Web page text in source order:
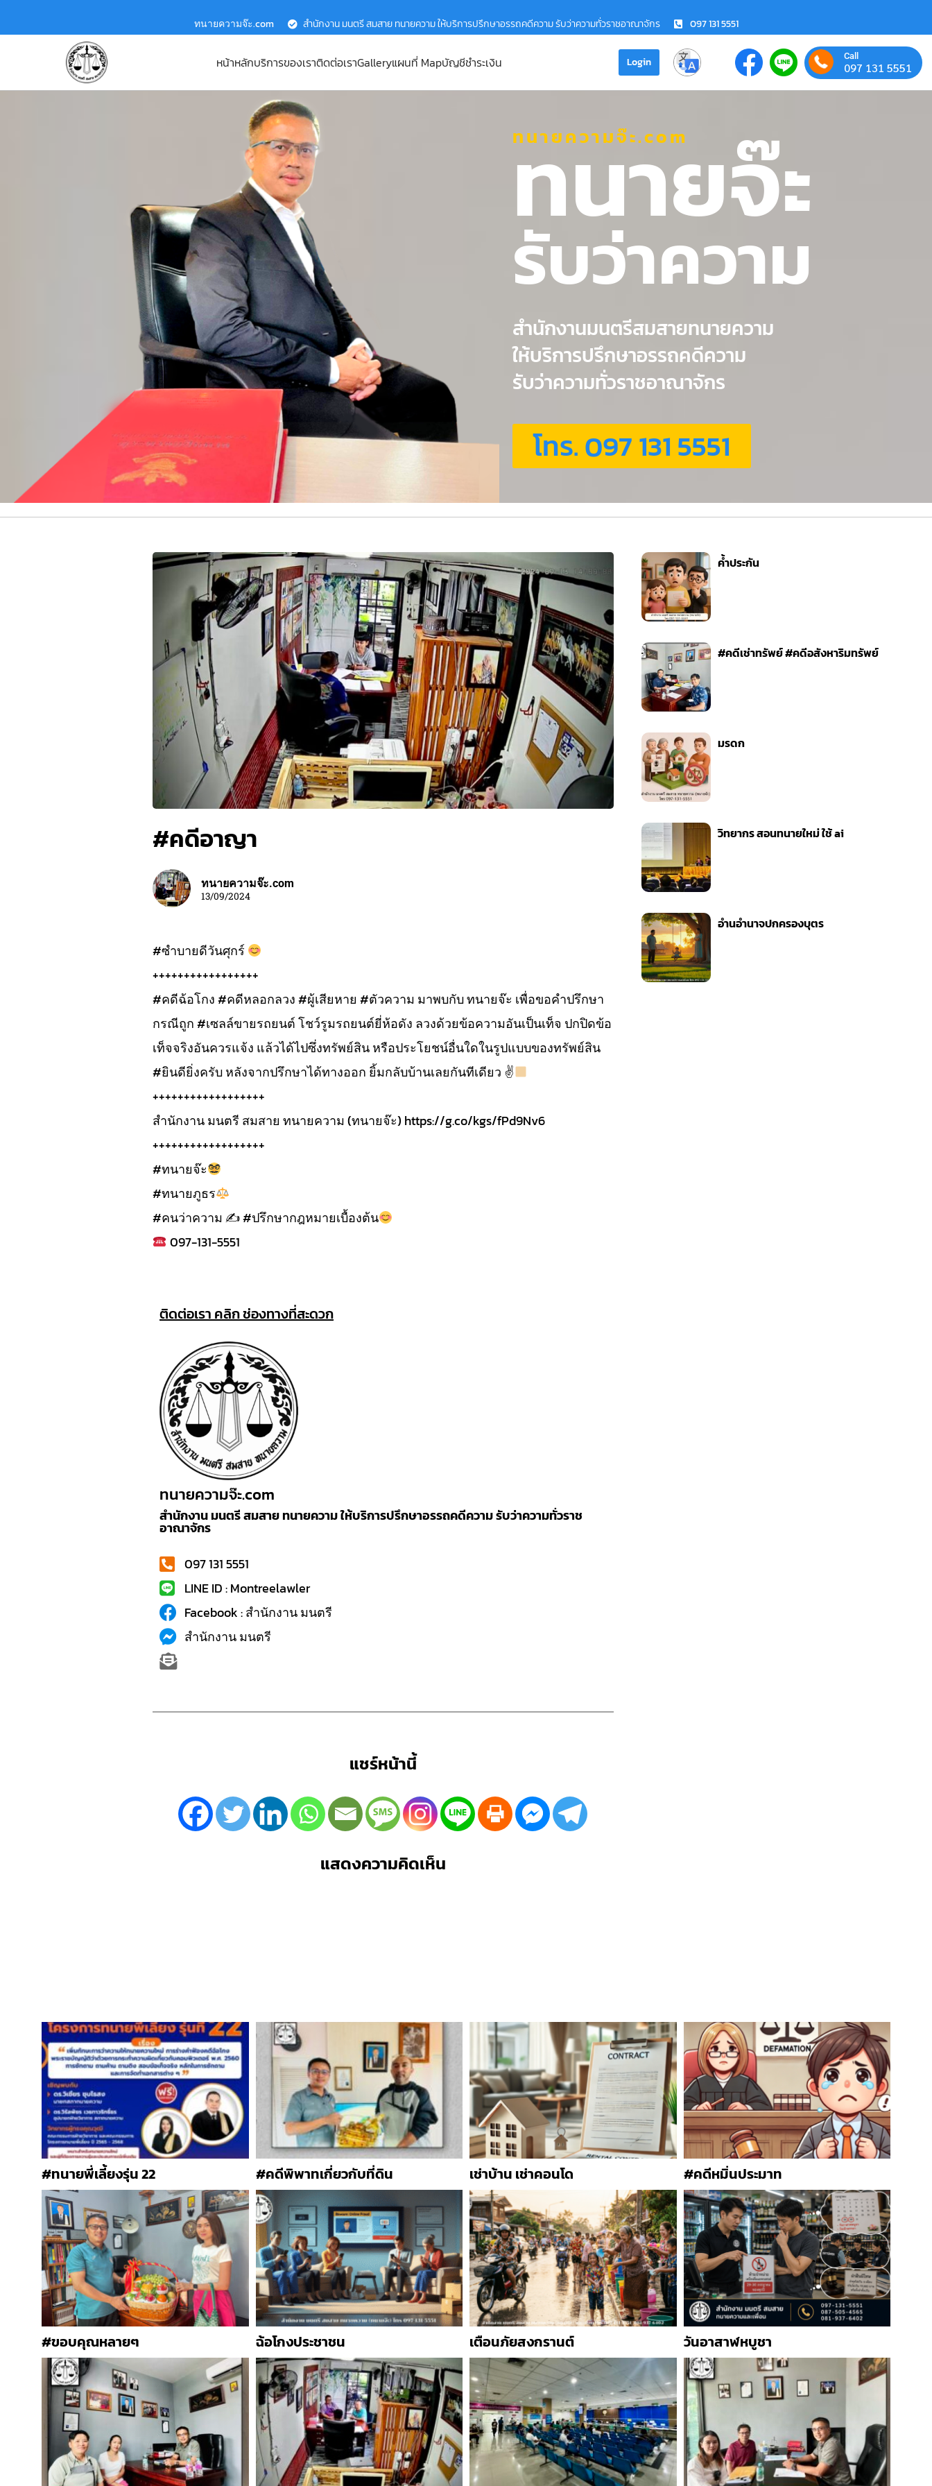
ทนายความจ๊ะ.com สำนักงาน มนตรี สมสาย ทนายความ ให้บริการปรึกษาอรรถคดีความ รับว่าความทั่วราชอาณาจักร 097 131 5551
หน้าหลักบริการของเราติดต่อเราGalleryแผนที่ Mapบัญชีชำระเงิน Login Call
097 131 5551
ทนายความจ๊ะ.com
ทนายจ๊ะ
รับว่าความ
สำนักงานมนตรีสมสายทนายความ
ให้บริการปรึกษาอรรถคดีความ
รับว่าความทั่วราชอาณาจักร
โทร. 097 131 5551
#คดีอาญา
ทนายความจ๊ะ.com
13/09/2024
#ซำบายดีวันศุกร์
+++++++++++++++++
#คดีฉ้อโกง #คดีหลอกลวง #ผู้เสียหาย #ตัวความ มาพบกับ ทนายจ๊ะ เพื่อขอคำปรึกษา
กรณีถูก #เซลล์ขายรถยนต์ โชว์รูมรถยนต์ยี่ห้อดัง ลวงด้วยข้อความอันเป็นเท็จ ปกปิดข้อ
เท็จจริงอันควรแจ้ง แล้วได้ไปซึ่งทรัพย์สิน หรือประโยชน์อื่นใดในรูปแบบของทรัพย์สิน
#ยินดียิ่งครับ หลังจากปรึกษาได้ทางออก ยิ้มกลับบ้านเลยกันทีเดียว ✌
++++++++++++++++++
สำนักงาน มนตรี สมสาย ทนายความ (ทนายจ๊ะ) https://g.co/kgs/fPd9Nv6
++++++++++++++++++
#ทนายจ๊ะ
#ทนายภูธร
#คนว่าความ ✍#ปรึกษากฎหมายเบื้องต้น
097-131-5551
ติดต่อเรา คลิก ช่องทางที่สะดวก
ทนายความจ๊ะ.com
สำนักงาน มนตรี สมสาย ทนายความ ให้บริการปรึกษาอรรถคดีความ รับว่าความทั่วราช
อาณาจักร
097 131 5551
LINE ID : Montreelawler
Facebook : สำนักงาน มนตรี
สำนักงาน มนตรี
แชร์หน้านี้
แสดงความคิดเห็น
ค้ำประกัน
#คดีเช่าทรัพย์ #คดีอสังหาริมทรัพย์
มรดก
วิทยากร สอนทนายใหม่ ใช้ ai
อำนอำนาจปกครองบุตร
#ทนายพี่เลี้ยงรุ่น 22 #คดีพิพาทเกี่ยวกับที่ดิน เช่าบ้าน เช่าคอนโด #คดีหมิ่นประมาท
#ขอบคุณหลายๆ ฉ้อโกงประชาชน เตือนภัยสงกรานต์ วันอาสาฬหบูชา